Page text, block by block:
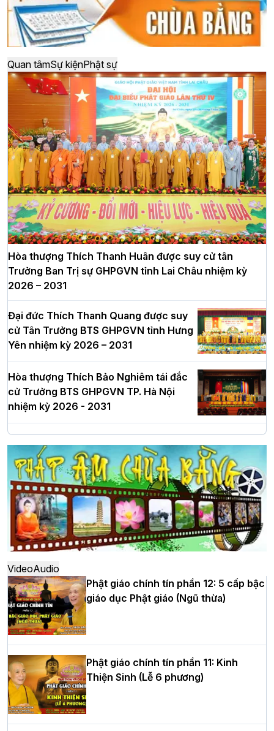
Quan tâmSự kiệnPhật sự
Hòa thượng Thích Thanh Huân được suy cử tân
Trưởng Ban Trị sự GHPGVN tỉnh Lai Châu nhiệm kỳ
2026 – 2031
Đại đức Thích Thanh Quang được suy
cử Tân Trưởng BTS GHPGVN tỉnh Hưng
Yên nhiệm kỳ 2026 – 2031
Hòa thượng Thích Bảo Nghiêm tái đắc
cử Trưởng BTS GHPGVN TP. Hà Nội
nhiệm kỳ 2026 - 2031
Hà Nội: Long trọng lễ khởi công xây
dựng Trung tâm văn hóa Phật giáo Thủ
đô
Hà Nội: Ngày tu học cuối cùng khép lại
khóa sinh hoạt Phật pháp mùa hè lần
thứ XIV tại chùa Bằng
Học yêu thương trong ngày tu tập thứ
tư của Khóa sinh hoạt Phật pháp mùa
hè tại chùa Bằng
HT.Thích Thọ Lạc được suy cử làm tân
Trưởng BTS GHPGVN tỉnh Nghệ An
VideoAudio
Phật giáo chính tín phần 12: 5 cấp bậc
giáo dục Phật giáo (Ngũ thừa)
Phật giáo chính tín phần 11: Kinh
Thiện Sinh (Lễ 6 phương)